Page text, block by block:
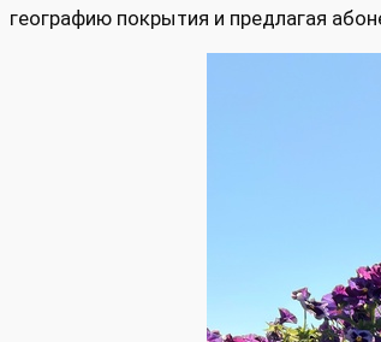
географию покрытия и предлагая